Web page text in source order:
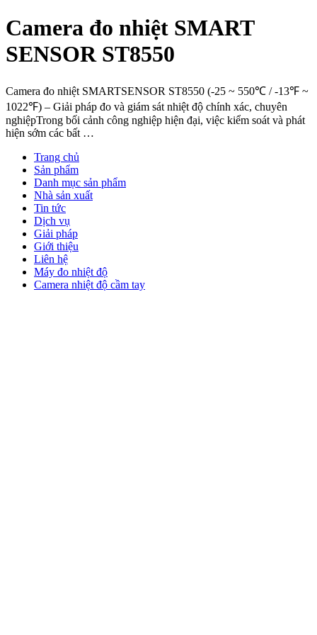
Camera đo nhiệt SMART
SENSOR ST8550
Camera đo nhiệt SMARTSENSOR ST8550 (-25 ~ 550℃ / -13℉ ~
1022℉) – Giải pháp đo và giám sát nhiệt độ chính xác, chuyên
nghiệpTrong bối cảnh công nghiệp hiện đại, việc kiểm soát và phát
hiện sớm các bất …
Trang chủ
Sản phẩm
Danh mục sản phẩm
Nhà sản xuất
Tin tức
Dịch vụ
Giải pháp
Giới thiệu
Liên hệ
Máy đo nhiệt độ
Camera nhiệt độ cầm tay